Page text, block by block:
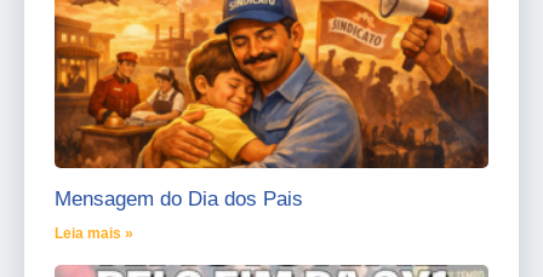
Mensagem do Dia dos Pais
Leia mais »